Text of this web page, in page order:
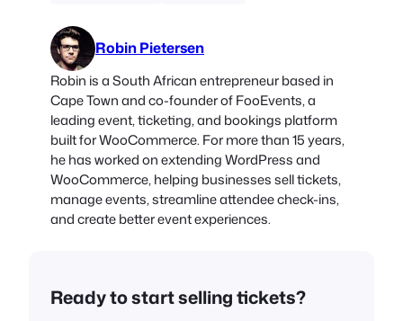
Robin Pietersen
Robin is a South African entrepreneur based in
Cape Town and co-founder of FooEvents, a
leading event, ticketing, and bookings platform
built for WooCommerce. For more than 15 years,
he has worked on extending WordPress and
WooCommerce, helping businesses sell tickets,
manage events, streamline attendee check-ins,
and create better event experiences.
Ready to start selling tickets?